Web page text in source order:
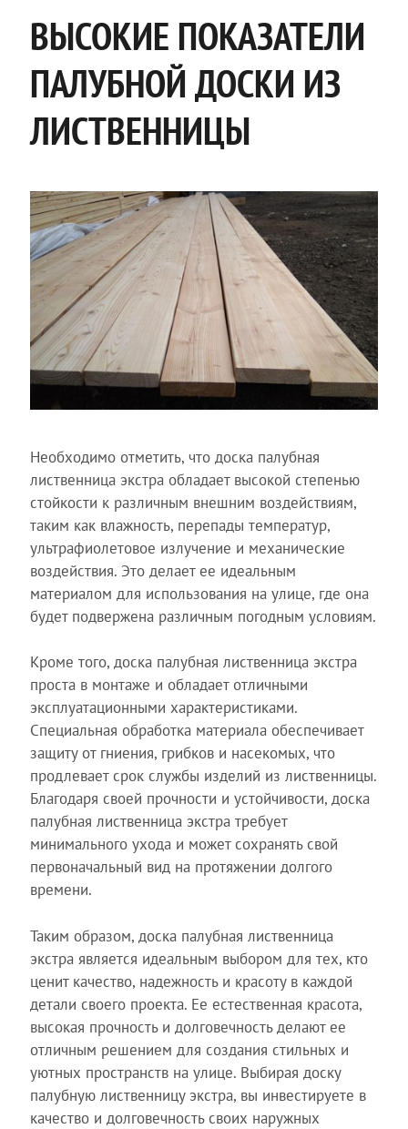
ВЫСОКИЕ ПОКАЗАТЕЛИ
ПАЛУБНОЙ ДОСКИ ИЗ
ЛИСТВЕННИЦЫ
Необходимо отметить, что доска палубная
лиственница экстра обладает высокой степенью
стойкости к различным внешним воздействиям,
таким как влажность, перепады температур,
ультрафиолетовое излучение и механические
воздействия. Это делает ее идеальным
материалом для использования на улице, где она
будет подвержена различным погодным условиям.
Кроме того, доска палубная лиственница экстра
проста в монтаже и обладает отличными
эксплуатационными характеристиками.
Специальная обработка материала обеспечивает
защиту от гниения, грибков и насекомых, что
продлевает срок службы изделий из лиственницы.
Благодаря своей прочности и устойчивости, доска
палубная лиственница экстра требует
минимального ухода и может сохранять свой
первоначальный вид на протяжении долгого
времени.
Таким образом, доска палубная лиственница
экстра является идеальным выбором для тех, кто
ценит качество, надежность и красоту в каждой
детали своего проекта. Ее естественная красота,
высокая прочность и долговечность делают ее
отличным решением для создания стильных и
уютных пространств на улице. Выбирая доску
палубную лиственницу экстра, вы инвестируете в
качество и долговечность своих наружных